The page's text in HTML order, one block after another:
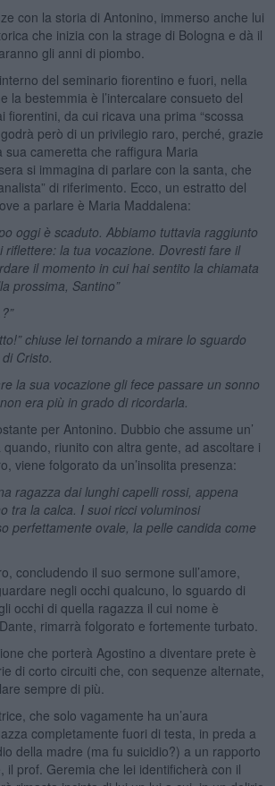
con la storia di Antonino, immerso anche lui
che inizia con la strage di Bologna e dà il
gli anni di piombo.
del seminario fiorentino e fuori, nella
la bestemmia è l’intercalare consueto del
fiorentini, da cui ricava una prima “scossa
però di un privilegio raro, perché, grazie
sua cameretta che raffigura Maria
si immagina di parlare con la santa, che
di riferimento. Ecco, un estratto del
a parlare è Maria Maddalena:
oggi è scaduto. Abbiamo tuttavia raggiunto
riflettere: la tua vocazione. Dovresti fare il
il momento in cui hai sentito la chiamata
prossima, Santino”
chiuse lei tornando a mirare lo sguardo
Cristo.
la sua vocazione gli fece passare un sonno
era più in grado di ricordarla.
per Antonino. Dubbio che assume un’
riunito con altra gente, ad ascoltare i
viene folgorato da un’insolita presenza:
ragazza dai lunghi capelli rossi, appena
tra la calca. I suoi ricci voluminosi
perfettamente ovale, la pelle candida come
concludendo il suo sermone sull’amore,
negli occhi qualcuno, lo sguardo di
occhi di quella ragazza il cui nome è
rimarrà folgorato e fortemente turbato.
che porterà Agostino a diventare prete è
di corto circuiti che, con sequenze alternate,
sempre di più.
che solo vagamente ha un’aura
completamente fuori di testa, in preda a
della madre (ma fu suicidio?) a un rapporto
il prof. Geremia che lei identificherà con il